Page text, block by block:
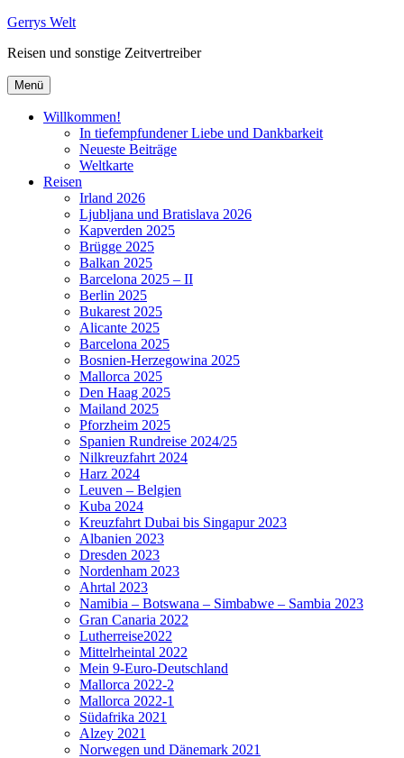
Zum
springen
Gerrys Welt
Reisen und sonstige Zeitvertreiber
Menü
Willkommen!
In tiefempfundener Liebe und Dankbarkeit
Neueste Beiträge
Weltkarte
Reisen
Irland 2026
Ljubljana und Bratislava 2026
Kapverden 2025
Brügge 2025
Balkan 2025
Barcelona 2025 – II
Berlin 2025
Bukarest 2025
Alicante 2025
Barcelona 2025
Bosnien-Herzegowina 2025
Mallorca 2025
Den Haag 2025
Mailand 2025
Pforzheim 2025
Spanien Rundreise 2024/25
Nilkreuzfahrt 2024
Harz 2024
Leuven – Belgien
Kuba 2024
Kreuzfahrt Dubai bis Singapur 2023
Albanien 2023
Dresden 2023
Nordenham 2023
Ahrtal 2023
Namibia – Botswana – Simbabwe – Sambia 2023
Gran Canaria 2022
Lutherreise2022
Mittelrheintal 2022
Mein 9-Euro-Deutschland
Mallorca 2022-2
Mallorca 2022-1
Südafrika 2021
Alzey 2021
Norwegen und Dänemark 2021